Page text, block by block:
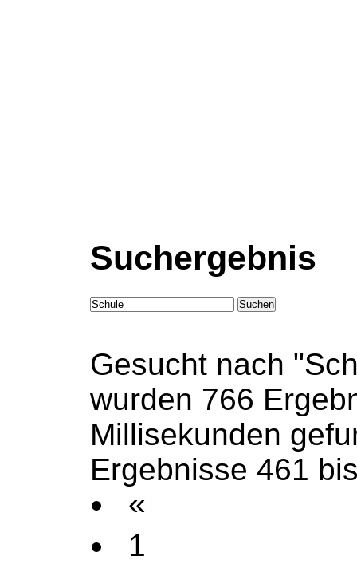
Suchergebnis
Suchen
Gesucht nach
wurden 766
Millisekunden
Ergebnisse 461
«
1